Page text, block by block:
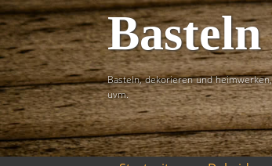
Basteln, dekorieren und
uvm.